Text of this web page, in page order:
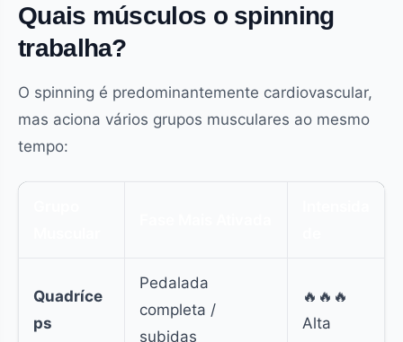
Quais músculos o spinning
trabalha?
O spinning é predominantemente cardiovascular,
mas aciona vários grupos musculares ao mesmo
tempo:
Quadríce
ps
Pedalada
completa /
subidas
🔥🔥🔥
Alta